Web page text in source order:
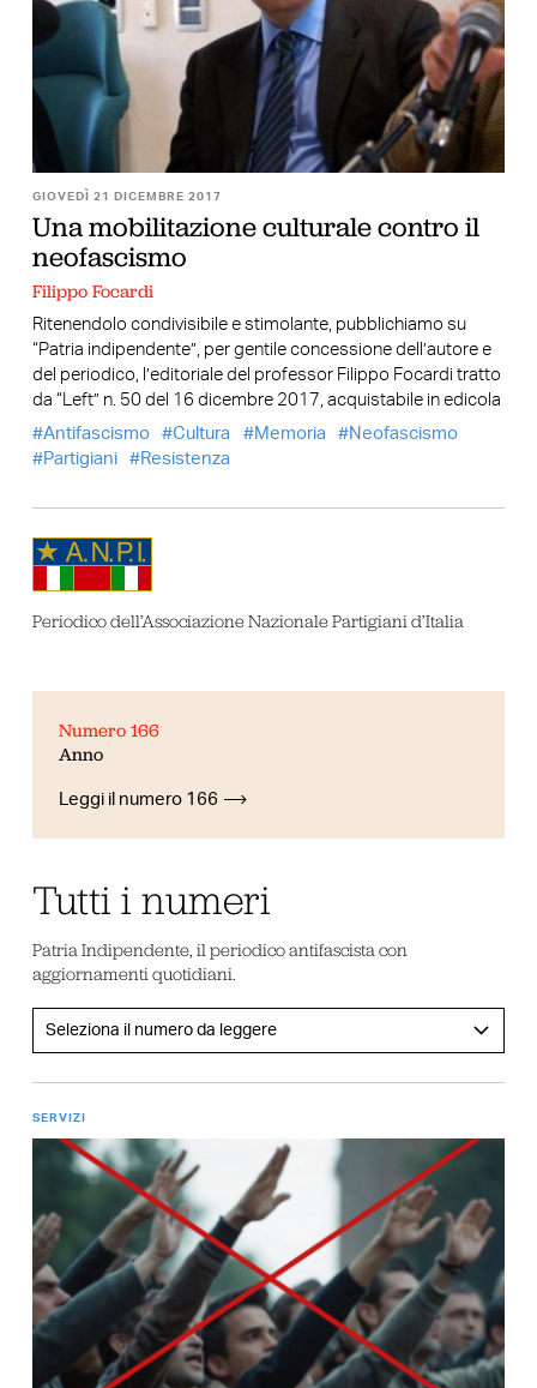
GIOVEDÌ 21 DICEMBRE 2017
Una mobilitazione culturale contro il
neofascismo
Filippo Focardi
Ritenendolo condivisibile e stimolante, pubblichiamo su
“Patria indipendente”, per gentile concessione dell’autore e
del periodico, l’editoriale del professor Filippo Focardi tratto
da “Left” n. 50 del 16 dicembre 2017, acquistabile in edicola
Antifascismo
Cultura Memoria
Neofascismo
Partigiani
Resistenza
Periodico dell’Associazione Nazionale Partigiani d’Italia
Numero 166
Anno
Leggi il numero 166
Tutti i numeri
Patria Indipendente, il periodico antifascista con
aggiornamenti quotidiani.
SERVIZI